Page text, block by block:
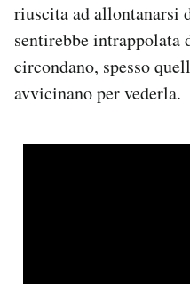
riuscita ad allontanarsi
sentirebbe intrappolata
circondano, spesso
avvicinano per vederla.